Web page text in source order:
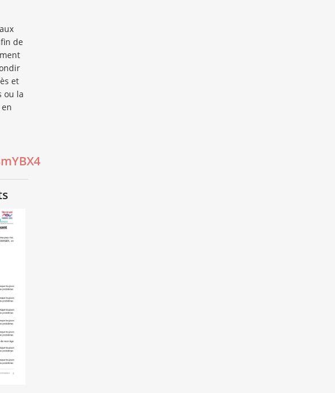
de
et
ou la